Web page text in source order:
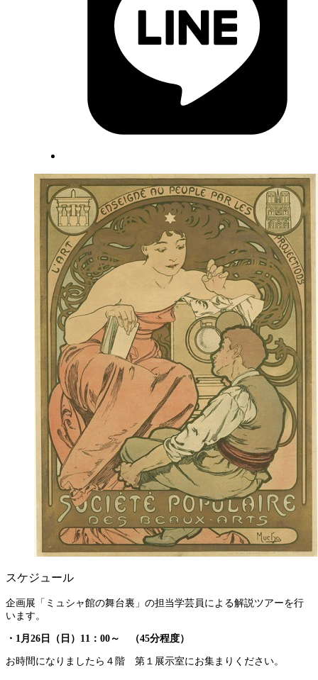
スケジュール
企画展「ミュシャ館の舞台裏 」の担当学芸員 による解説ツアーを行
います。
・1月26 日（日）11：00～ （45分程度）
お時間になりましたら４階 第１展示室にお集まりください。